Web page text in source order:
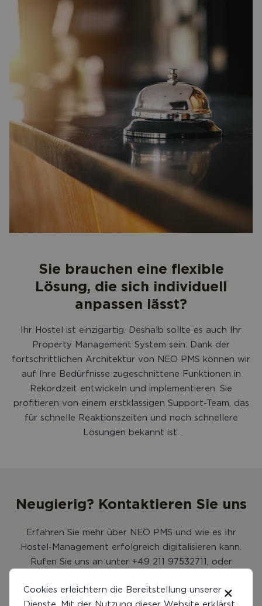
Sie brauchen eine flexible
Lösung, die sich individuell
anpassen lässt?
Ihr Hostel ist einzigartig. Deshalb sollte es auch Ihr
Property Management System sein. Dank der
fortschrittlichen Architektur von NEO PMS können wir
auf Ihre Bedürfnisse zugeschnittene Funktionen in
Rekordzeit entwickeln und implementieren. Sie
profitieren von einem erstklassigen Support-Team, das
für schnelle Reaktionszeiten und noch schnellere
Lösungen bekannt ist.
Neugierig? Kontaktieren Sie uns
Erfahren Sie mehr über NEO PMS und wie es Ihr
Hostel-Management erfolgreich digitalisieren kann.
Rufen Sie uns an unter +49 211 97532711, oder
Cookies erleichtern die Bereitstellung unserer